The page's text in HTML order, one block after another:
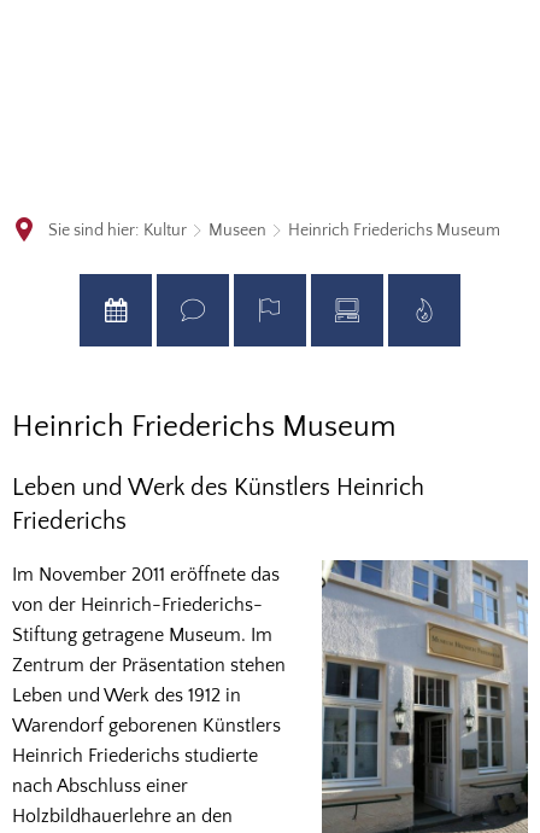
Sie sind hier: Kultur Museen Heinrich Friederichs Museum
Heinrich
Friederichs
Museum
Heinrich Friederichs Museum
Leben und Werk des Künstlers Heinrich
Friederichs
Im November 2011 eröffnete das
von der Heinrich-Friederichs-
Stiftung getragene Museum. Im
Zentrum der Präsentation stehen
Leben und Werk des 1912 in
Warendorf geborenen Künstlers
Heinrich Friederichs studierte
nach Abschluss einer
Holzbildhauerlehre an den